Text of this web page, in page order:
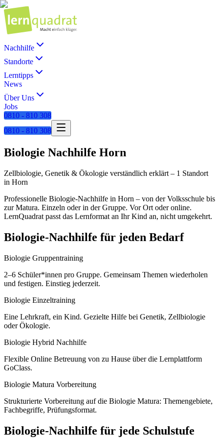
Nachhilfe
Standorte
Lerntipps
News
Über Uns
Jobs
0810 - 810 308
0810 - 810 308
Biologie Nachhilfe Horn
Zellbiologie, Genetik & Ökologie verständlich erklärt – 1 Standort
in Horn
Professionelle Biologie-Nachhilfe in Horn – von der Volksschule bis
zur Matura. Einzeln oder in der Gruppe. Vor Ort oder online.
LernQuadrat passt das Lernformat an Ihr Kind an, nicht umgekehrt.
Biologie-Nachhilfe für jeden Bedarf
Biologie Gruppentraining
2–6 Schüler*innen pro Gruppe. Gemeinsam Themen wiederholen
und festigen. Einstieg jederzeit.
Biologie Einzeltraining
Eine Lehrkraft, ein Kind. Gezielte Hilfe bei Genetik, Zellbiologie
oder Ökologie.
Biologie Hybrid Nachhilfe
Flexible Online Betreuung von zu Hause über die Lernplattform
GoClass.
Biologie Matura Vorbereitung
Strukturierte Vorbereitung auf die Biologie Matura: Themengebiete,
Fachbegriffe, Prüfungsformat.
Biologie-Nachhilfe für jede Schulstufe